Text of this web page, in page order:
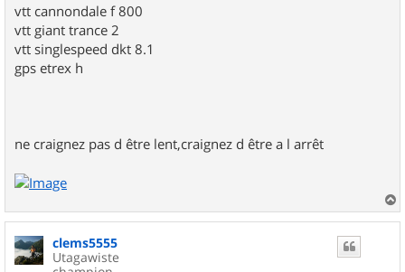
vtt cannondale f 800
vtt giant trance 2
vtt singlespeed dkt 8.1
gps etrex h
ne craignez pas d être lent,craignez d être a l arrêt
a
clems5555
Utagawiste